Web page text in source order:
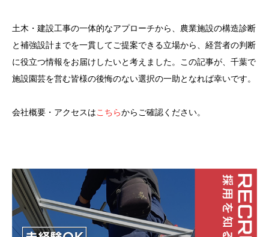
土木・建設工事の一体的なアプローチから、農業施設の構造診断
と補強設計までを一貫してご提案できる立場から、経営者の判断
に役立つ情報をお届けしたいと考えました。この記事が、千葉で
施設園芸を営む皆様の後悔のない選択の一助となれば幸いです。
会社概要・アクセスはこちらからご確認ください。